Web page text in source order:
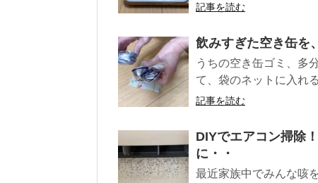
記事を読む
飲みすぎた空き缶を
うちの空き缶ゴミ、多
て、袋のネットに入れ
記事を読む
DIYでエアコン掃除
に・・
最近家族中でみんな咳